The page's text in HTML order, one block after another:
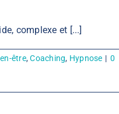
complexe et [...]
être,Coaching, Hypnose | 0